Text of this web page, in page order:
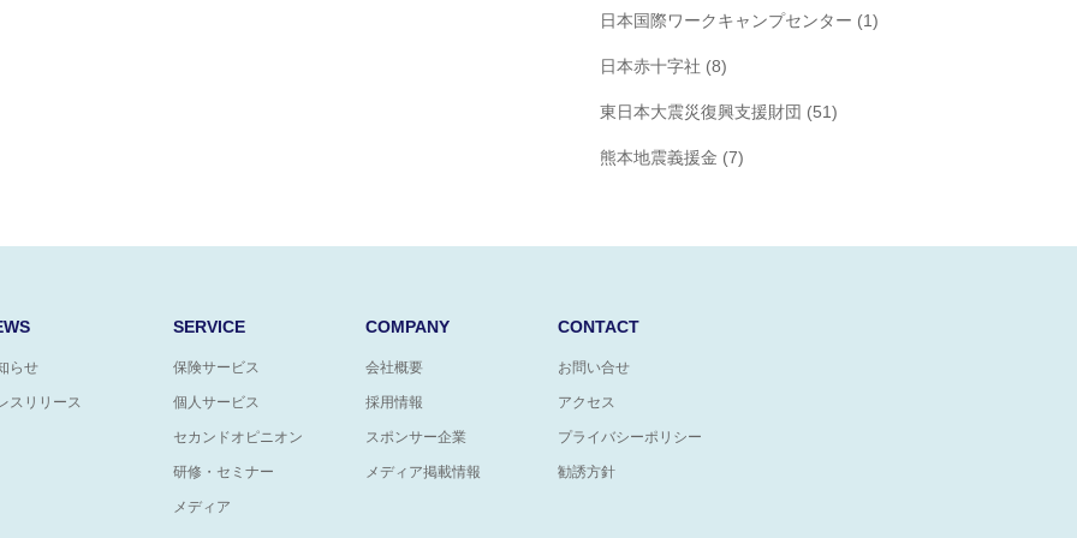
日本国際ワークキャンプセンター (1)
日本赤十字社 (8)
東日本大震災復興支援財団 (51)
熊本地震義援金 (7)
らせ
スリリース
SERVICE
保険サービス
個人サービス
セカンドオピニオン
研修・セミナー
メディア
COMPANY
会社概要
採用情報
スポンサー企業
メディア掲載情報
CONTACT
お問い合せ
アクセス
プライバシーポリシー
勧誘方針